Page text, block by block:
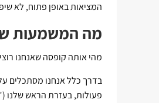
המציאות באופן פתוח, לא
מה המשמעות
מהי אותה קופסה שאנחנו
בדרך כלל אנחנו מסתכלים
פעולות, בעזרת הראש שלנו